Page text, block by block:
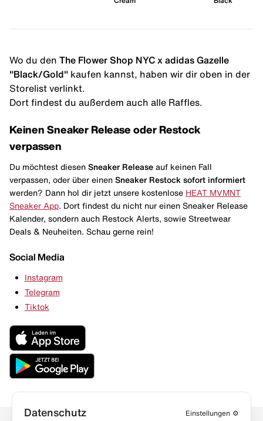
Wo du den The Flower Shop NYC x adidas Gazelle
"Black/Gold" kaufen kannst, haben wir dir oben in der
Storelist verlinkt.
Dort findest du außerdem auch alle Raffles.
Keinen Sneaker Release oder Restock
verpassen
Du möchtest diesen Sneaker Release auf keinen Fall
verpassen, oder über einen Sneaker Restock sofort informiert
werden? Dann hol dir jetzt unsere kostenlose HEAT MVMNT
Sneaker App . Dort findest du nicht nur einen Sneaker Release
Kalender, sondern auch Restock Alerts, sowie Streetwear
Deals & Neuheiten. Schau gerne rein!
Social Media
Instagram
Telegram
Tiktok
Datenschutz Einstellungen ⚙️